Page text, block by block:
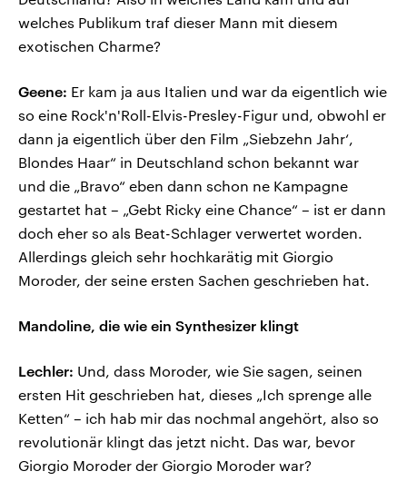
welches Publikum traf dieser Mann mit diesem
exotischen Charme?
Geene: Er kam ja aus Italien und war da eigentlich wie
so eine Rock'n'Roll-Elvis-Presley-Figur und, obwohl er
dann ja eigentlich über den Film „Siebzehn Jahr‘,
Blondes Haar“ in Deutschland schon bekannt war
und die „Bravo“ eben dann schon ne Kampagne
gestartet hat – „Gebt Ricky eine Chance“ – ist er dann
doch eher so als Beat-Schlager verwertet worden.
Allerdings gleich sehr hochkarätig mit Giorgio
Moroder, der seine ersten Sachen geschrieben hat.
Mandoline, die wie ein Synthesizer klingt
Lechler: Und, dass Moroder, wie Sie sagen, seinen
ersten Hit geschrieben hat, dieses „Ich sprenge alle
Ketten“ – ich hab mir das nochmal angehört, also so
revolutionär klingt das jetzt nicht. Das war, bevor
Giorgio Moroder der Giorgio Moroder war?